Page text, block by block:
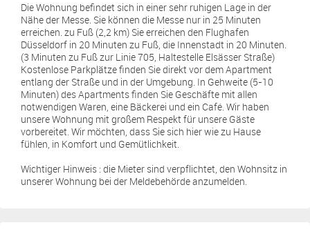
Die Wohnung befindet sich in einer sehr ruhigen Lage in der
Nähe der Messe. Sie können die Messe nur in 25 Minuten
erreichen. zu Fuß (2,2 km) Sie erreichen den Flughafen
Düsseldorf in 20 Minuten zu Fuß, die Innenstadt in 20 Minuten.
(3 Minuten zu Fuß zur Linie 705, Haltestelle Elsässer Straße)
Kostenlose Parkplätze finden Sie direkt vor dem Apartment
entlang der Straße und in der Umgebung. In Gehweite (5-10
Minuten) des Apartments finden Sie Geschäfte mit allen
notwendigen Waren, eine Bäckerei und ein Café. Wir haben
unsere Wohnung mit großem Respekt für unsere Gäste
vorbereitet. Wir möchten, dass Sie sich hier wie zu Hause
fühlen, in Komfort und Gemütlichkeit.
Wichtiger Hinweis : die Mieter sind verpflichtet, den Wohnsitz in
unserer Wohnung bei der Meldebehörde anzumelden.